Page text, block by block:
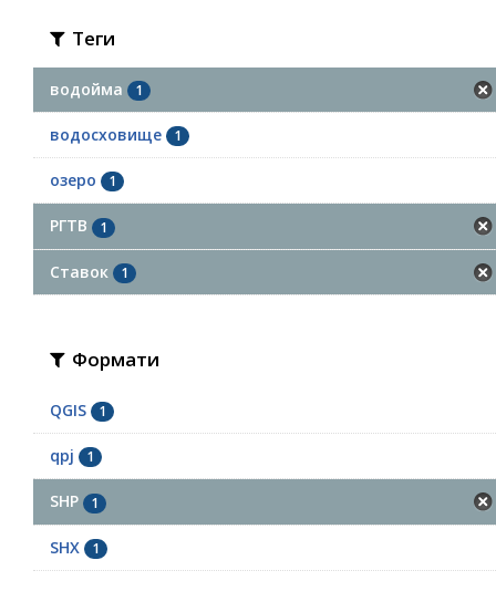
Теги
водойма 1
водосховище 1
озеро 1
РГТВ 1
Ставок 1
Формати
QGIS 1
qpj 1
SHP 1
SHX 1